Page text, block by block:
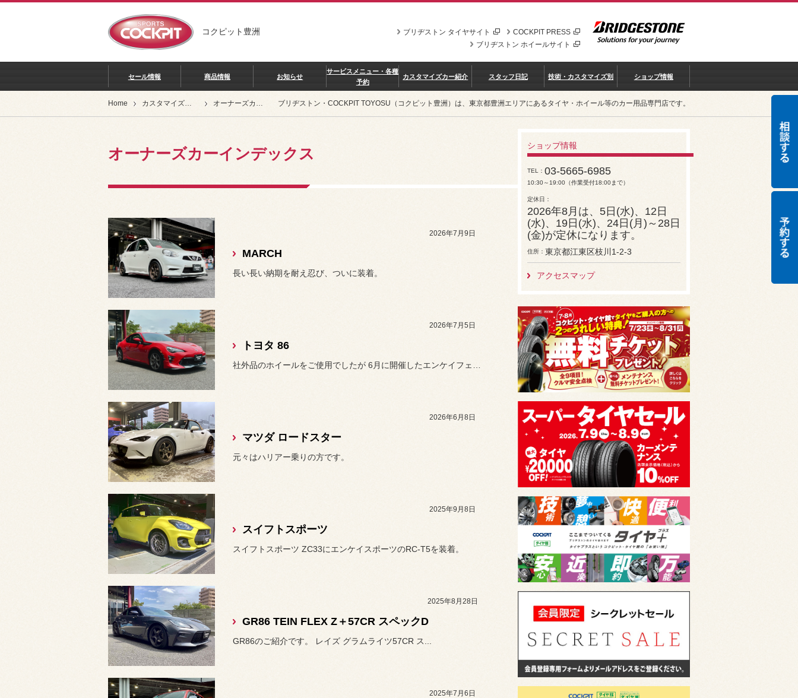
コクピット豊洲 COCKPIT PRESS
ブリヂストン タイヤサイト
ブリヂストン ホイールサイト
セール情報 商品情報 お知らせ
サービスメニュー・各種
予約
カスタマイズカー紹介 スタッフ日記 技術・カスタマイズ別 ショップ情報
Home カスタマイズカー紹介 オーナーズカーインデックス ブリヂストン・COCKPIT TOYOSU（コクピット豊洲）は、東京都豊洲エリアにあるタイヤ・ホイール等のカー用品専門店です。
オーナーズカーインデックス
2026年7月9日
MARCH
長い長い納期を耐え忍び、ついに装着。
2026年7月5日
トヨタ 86
2026年6月8日
マツダ ロードスター
元々はハリアー乗りの方です。
2025年9月8日
スイフトスポーツ
スイフトスポーツ ZC33にエンケイスポーツのRC-T5を装着。
2025年8月28日
GR86 TEIN FLEX Z＋57CR スペックD
GR86のご紹介です。 レイズ グラムライツ57CR ス...
2025年7月6日
ショップ情報
TEL 03-5665-6985
10:30～19:00（作業受付18:00まで）
定休日
2026年8月は、5日(水)、12日
(水)、19日(水)、24日(月)～28日
(金)が定休になります。
住所 東京都江東区枝川1-2-3
アクセスマップ